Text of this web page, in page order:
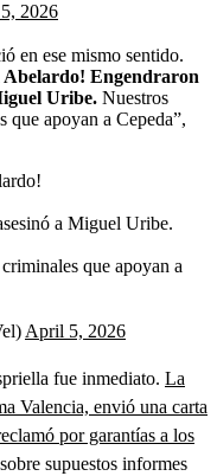
2026
en ese mismo sentido.
Abelardo! Engendraron
Uribe. Nuestros
que apoyan a Cepeda”,
a Miguel Uribe.
que apoyan a
April 5, 2026
fue inmediato. La
Valencia, envió una carta
por garantías a los
supuestos informes